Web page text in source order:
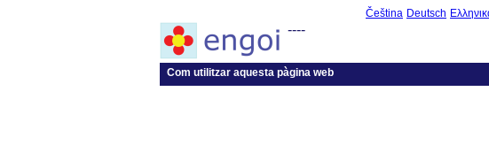
Čeština Deutsch
----
Com utilitzar aquesta pàgina web